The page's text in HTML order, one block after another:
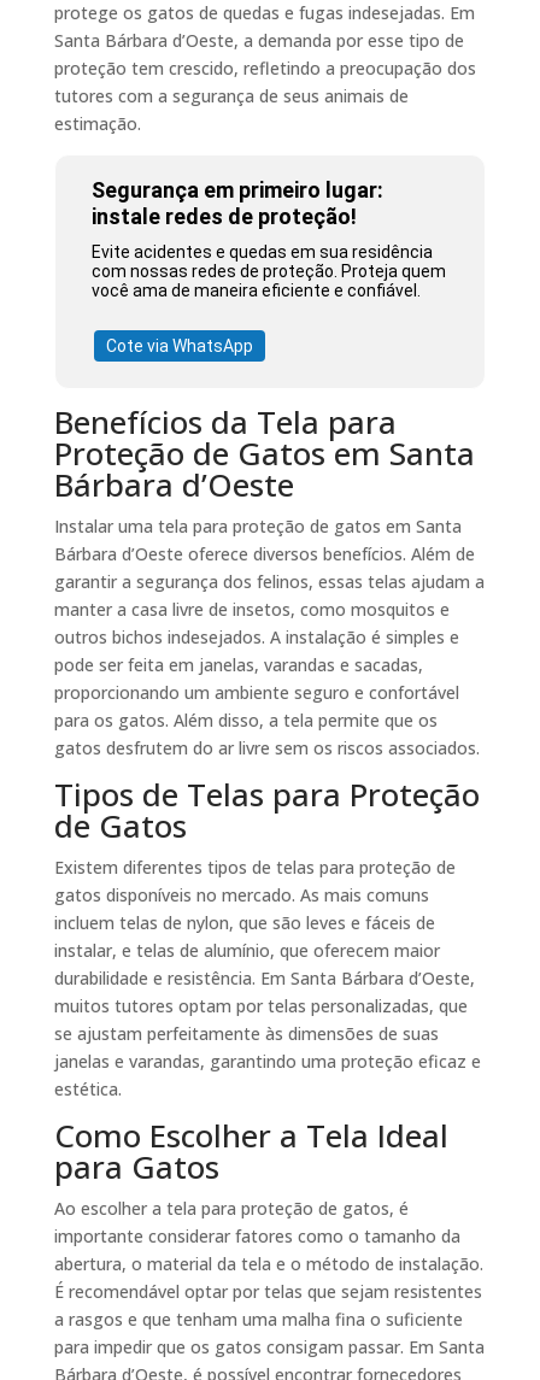
protege os gatos de quedas e fugas indesejadas. Em
Santa Bárbara d’Oeste, a demanda por esse tipo de
proteção tem crescido, refletindo a preocupação dos
tutores com a segurança de seus animais de
estimação.
Segurança em primeiro lugar:
instale redes de proteção!
Evite acidentes e quedas em sua residência
com nossas redes de proteção. Proteja quem
você ama de maneira eficiente e confiável.
Cote via WhatsApp
Benefícios da Tela para
Proteção de Gatos em Santa
Bárbara d’Oeste
Instalar uma tela para proteção de gatos em Santa
Bárbara d’Oeste oferece diversos benefícios. Além de
garantir a segurança dos felinos, essas telas ajudam a
manter a casa livre de insetos, como mosquitos e
outros bichos indesejados. A instalação é simples e
pode ser feita em janelas, varandas e sacadas,
proporcionando um ambiente seguro e confortável
para os gatos. Além disso, a tela permite que os
gatos desfrutem do ar livre sem os riscos associados.
Tipos de Telas para Proteção
de Gatos
Existem diferentes tipos de telas para proteção de
gatos disponíveis no mercado. As mais comuns
incluem telas de nylon, que são leves e fáceis de
instalar, e telas de alumínio, que oferecem maior
durabilidade e resistência. Em Santa Bárbara d’Oeste,
muitos tutores optam por telas personalizadas, que
se ajustam perfeitamente às dimensões de suas
janelas e varandas, garantindo uma proteção eficaz e
estética.
Como Escolher a Tela Ideal
para Gatos
Ao escolher a tela para proteção de gatos, é
importante considerar fatores como o tamanho da
abertura, o material da tela e o método de instalação.
É recomendável optar por telas que sejam resistentes
a rasgos e que tenham uma malha fina o suficiente
para impedir que os gatos consigam passar. Em Santa
Bárbara d’Oeste, é possível encontrar fornecedores